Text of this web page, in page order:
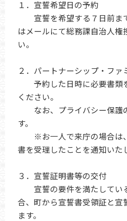
１．宣誓希望日の予約
宣誓を希望する７日前ま
はメールにて総務課自治人権
い。
２．パートナーシップ・ファ
予約した日時に必要書類
ください。
なお、プライバシー保護
す。
※お一人で来庁の場合は
書を受理したことを通知いた
３．宣誓証明書等の交付
宣誓の要件を満たしてい
合、町から宣誓書受領証と宣
ます。